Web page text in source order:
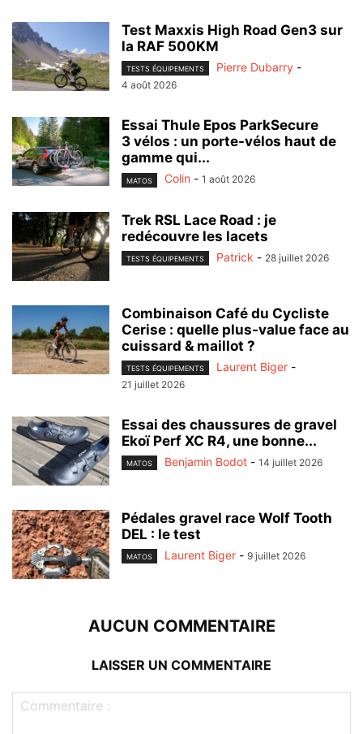
Test Maxxis High Road Gen3 sur
la RAF 500KM
TESTS ÉQUIPEMENTS Pierre Dubarry -
4 août 2026
Essai Thule Epos ParkSecure
3 vélos : un porte-vélos haut de
gamme qui...
MATOS Colin - 1 août 2026
Trek RSL Lace Road : je
redécouvre les lacets
TESTS ÉQUIPEMENTS Patrick - 28 juillet 2026
Combinaison Café du Cycliste
Cerise : quelle plus-value face au
cuissard & maillot ?
TESTS ÉQUIPEMENTS Laurent Biger -
21 juillet 2026
Essai des chaussures de gravel
Ekoï Perf XC R4, une bonne...
MATOS Benjamin Bodot - 14 juillet 2026
Pédales gravel race Wolf Tooth
DEL : le test
MATOS Laurent Biger - 9 juillet 2026
AUCUN COMMENTAIRE
LAISSER UN COMMENTAIRE